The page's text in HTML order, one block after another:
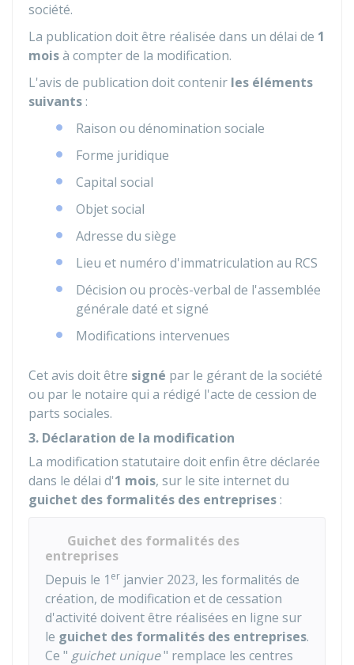
société.
La publication doit être réalisée dans un délai de 1
moisà compter de la modification.
L'avis de publication doit contenir les éléments
suivants :
Raison ou dénomination sociale
Forme juridique
Capital social
Objet social
Adresse du siège
Lieu et numéro d'immatriculation au RCS
Décision ou procès-verbal de l'assemblée
générale daté et signé
Modifications intervenues
Cet avis doit être signé par le gérant de la société
ou par le notaire qui a rédigé l'acte de cession de
parts sociales.
3. Déclaration de la modification
La modification statutaire doit enfin être déclarée
dans le délai d'1 mois, sur le site internet du
guichet des formalités des entreprises :
Guichet des formalités des
entreprises
Depuis le 1 er janvier 2023, les formalités de
création, de modification et de cessation
d'activité doivent être réalisées en ligne sur
le guichet des formalités des entreprises.
Ce " guichet unique" remplace les centres